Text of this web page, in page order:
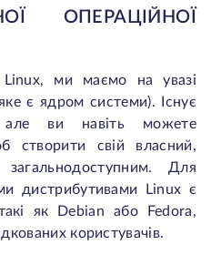
ОПЕРАЦІЙНОЇ
ми маємо на увазі
є ядром системи). Існує
але ви навіть можете
створити свій власний,
Для
дистрибутивами Linux є
як Debian або Fedora,
користувачів.